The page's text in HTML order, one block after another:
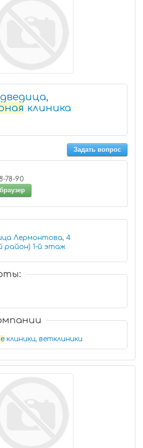
клиника
Задать вопрос
98-78-90
Лермонтова, 4
(Свердловский район) 1-й этаж
клиники, ветклиники